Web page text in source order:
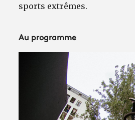
sports extrêmes.
Au programme